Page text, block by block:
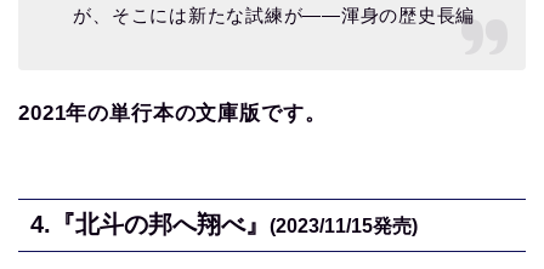
が、そこには新たな試練が――渾身の歴史長編
2021年の単行本の文庫版です。
4. 『北斗の邦へ翔べ』 (2023/11/15発売)